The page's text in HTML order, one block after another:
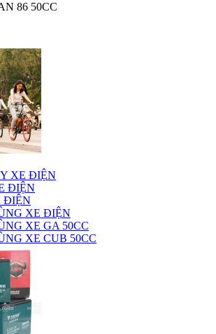
86 50CC
XE ĐIỆN
ĐIỆN
ĐIỆN
XE ĐIỆN
XE GA 50CC
XE CUB 50CC